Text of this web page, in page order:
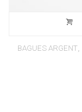
BAGUES ARGENT,